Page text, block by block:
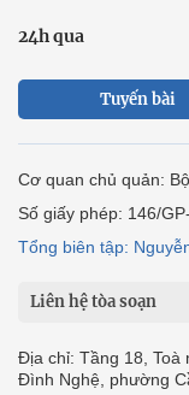
24h qua
Tuyến bài
Cơ quan chủ quản:
Số giấy phép: 146/
Tổng biên tập:
Liên hệ tòa soạn
Địa chỉ: Tầng 18, Toà
Đình Nghệ, phường